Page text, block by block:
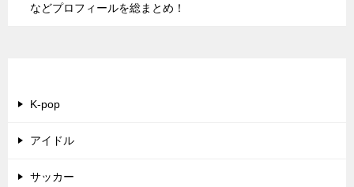
などプロフィールを総まとめ！
K-pop
アイドル
サッカー